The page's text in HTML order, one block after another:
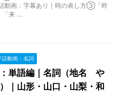
動画：字幕あり｜時の表し方③「昨
「来 ...
話動画：名詞
単語編｜名詞（地名 や
｜山形・山口・山梨・和